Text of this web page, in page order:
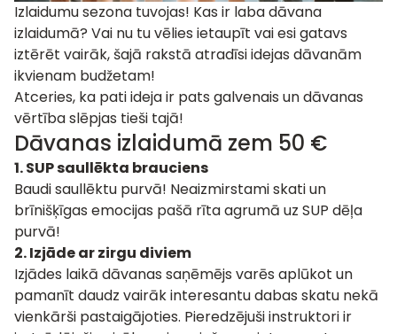
Izlaidumu sezona tuvojas! Kas ir laba dāvana
izlaidumā? Vai nu tu vēlies ietaupīt vai esi gatavs
iztērēt vairāk, šajā rakstā atradīsi idejas dāvanām
ikvienam budžetam!
Atceries, ka pati ideja ir pats galvenais un dāvanas
vērtība slēpjas tieši tajā!
Dāvanas izlaidumā zem 50 €
1.SUP saullēkta brauciens
Baudi saullēktu purvā! Neaizmirstami skati un
brīnišķīgas emocijas pašā rīta agrumā uz SUP dēļa
purvā!
2.Izjāde ar zirgu diviem
Izjādes laikā dāvanas saņēmējs varēs aplūkot un
pamanīt daudz vairāk interesantu dabas skatu nekā
vienkārši pastaigājoties. Pieredzējuši instruktori ir